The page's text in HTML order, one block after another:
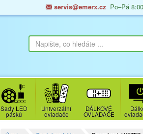
servis@emerx.cz Po–Pá
Sady LED
pásků
Univerzální
ovladače
DÁLKOVÉ
OVLADAČE